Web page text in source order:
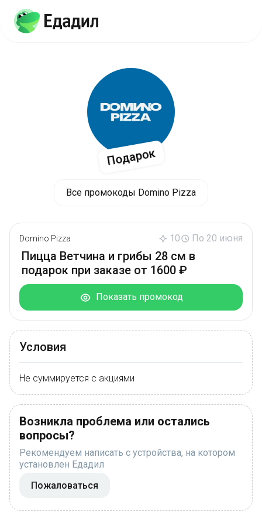
Подарок
Все промокоды Domino Pizza
Domino Pizza 10 По 20 июня
Пицца Ветчина и грибы 28 см в
подарок при заказе от 1600 ₽
Показать промокод
Условия
Не суммируется с акциями
Возникла проблема или остались
вопросы?
Рекомендуем написать с устройства, на котором
установлен Едадил
Пожаловаться